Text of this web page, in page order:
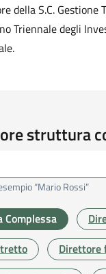
della S.C. Gestione
Triennale degli
struttura
“Mario Rossi”
Direttore